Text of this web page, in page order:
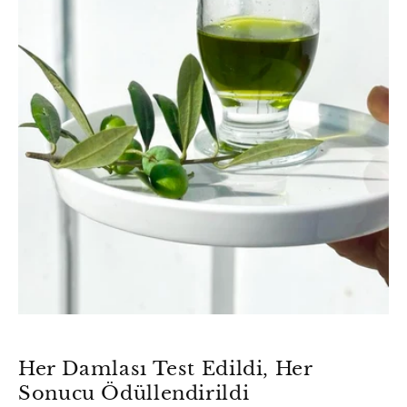
Her Damlası Test Edildi, Her
Sonucu Ödüllendirildi